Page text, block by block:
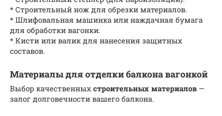
* Строительный нож для обрезки материалов.
* Шлифовальная машинка или наждачная бумага
для обработки вагонки.
* Кисти или валик для нанесения защитных
составов.
Материалы для отделки балкона вагонкой
Выбор качественных строительных материалов —
залог долговечности вашего балкона.